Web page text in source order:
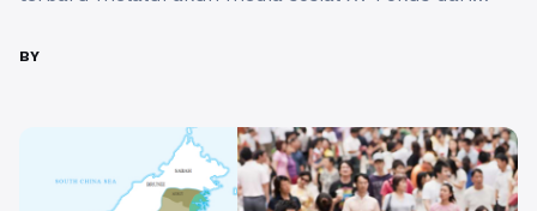
terkait ketiga calon presiden RI: Anies, Prabowo, dan
bahwa Anies dan ...Baca Selengkapnya
BY